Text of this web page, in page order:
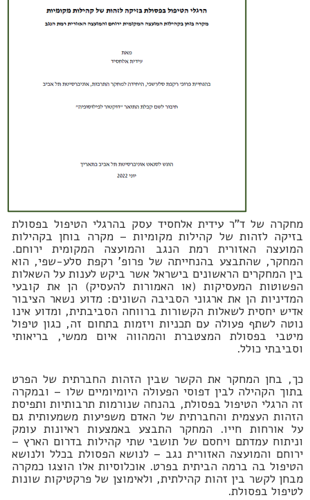
מחקרה של ד"ר עידית אלחסיד עסק בהרגלי הטיפול בפסולת
בזיקה לזהות של קהילות מקומיות – מקרה בוחן בקהילות
המועצה האזורית רמת הנגב והמועצה המקומית ירוחם.
המחקר, שהתבצע בהנחייתה של פרופ' רקפת סלע-שפי, הוא
בין המחקרים הראשונים בישראל אשר ביקש לענות על השאלות
הפשוטות המעסיקות (או האמורות להעסיק) הן את קובעי
המדיניות הן את ארגוני הסביבה השונים: מדוע נשאר הציבור
אדיש יחסית לשאלות הקשורות ברווחה הסביבתית, ומדוע אינו
נוטה לשתף פעולה עם תכניות ויזמות בתחום זה, כגון טיפול
מיטבי בפסולת המצטברת והמהווה איום ממשי, בריאותי
וסביבתי כולל.
כך, בחן המחקר את הקשר שבין הזהות החברתית של הפרט
בתוך הקהילה לבין דפוסי הפעולה היומיומיים שלו – ובמקרה
זה הרגלי הטיפול בפסולת, בהנחה שנורמות תרבותיות ותפיסת
הזהות העצמית והחברתית של האדם משפיעות משמעותית גם
על אורחות חייו. המחקר התבצע באמצעות ראיונות עומק
וניתוח עמדתם ויחסם של תושבי שתי קהילות בדרום הארץ –
ירוחם והמועצה האזורית נגב – לנושא הפסולת בכלל ולנושא
הטיפול בה ברמה הביתית בפרט. אוכלוסיות אלו הוצגו כמקרה
מבחן לקשר בין זהות קהילתית, ולאימוצן של פרקטיקות שונות
לטיפול בפסולת.